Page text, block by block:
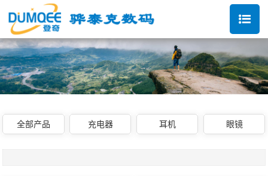
全部产品 充电器 耳机 眼镜